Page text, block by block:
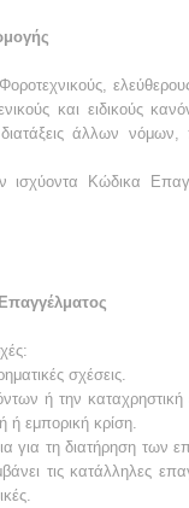
και ειδικούς
άλλων νόμων,
Κώδικα
σχέσεις.
ή την
ή εμπορική κρίση.
για τη διατήρηση των
τις κατάλληλες